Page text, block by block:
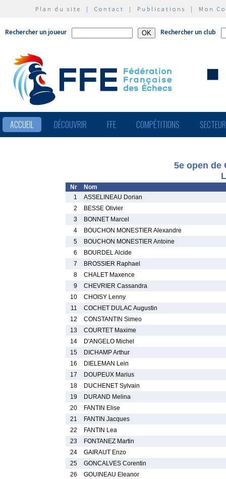
Plan du site | Contact | Publications | Mon
Rechercher un joueur Rechercher un club
ACCUEIL DÉCOUVRIR FFE COMPÉTITIONS
5e open de
Nr
Nom
1
ASSELINEAU Dorian
2
BESSE Olivier
3
BONNET Marcel
4
BOUCHON MONESTIER Alexandre
5
BOUCHON MONESTIER Antoine
6
BOURDEL Alcide
7
BROSSIER Raphael
8
CHALET Maxence
9
CHEVRIER Cassandra
10
CHOISY Lenny
11
COCHET DULAC Augustin
12
CONSTANTIN Simeo
13
COURTET Maxime
14
D'ANGELO Michel
15
DICHAMP Arthur
16
DIELEMAN Lein
17
DOUPEUX Marius
18
DUCHENET Sylvain
19
DURAND Melina
20
FANTIN Elise
21
FANTIN Jacques
22
FANTIN Lea
23
FONTANEZ Martin
24
GAIRAUT Enzo
25
GONCALVES Corentin
26
GOUINEAU Eleanor